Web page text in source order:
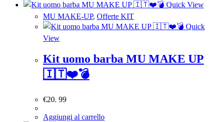
Quick View
MU MAKE-UP, Offerte KIT
Quick
View
Kit uomo barba MU MAKE UP
🇮🇹❤️💣
€20. 99
Aggiungi al carrello